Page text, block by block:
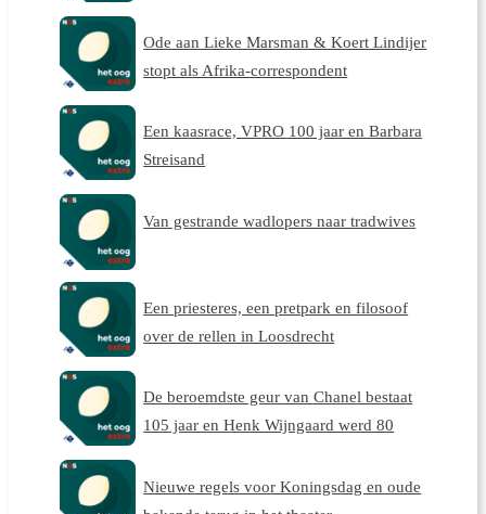
Ode aan Lieke Marsman & Koert Lindijer
stopt als Afrika-correspondent
Een kaasrace, VPRO 100 jaar en Barbara
Streisand
Van gestrande wadlopers naar tradwives
Een priesteres, een pretpark en filosoof
over de rellen in Loosdrecht
De beroemdste geur van Chanel bestaat
105 jaar en Henk Wijngaard werd 80
Nieuwe regels voor Koningsdag en oude